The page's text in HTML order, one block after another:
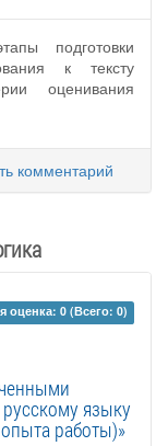
подготовки
к тексту
оценивания
комментарий
оценка: 0 (Всего: 0)
языку
работы)»